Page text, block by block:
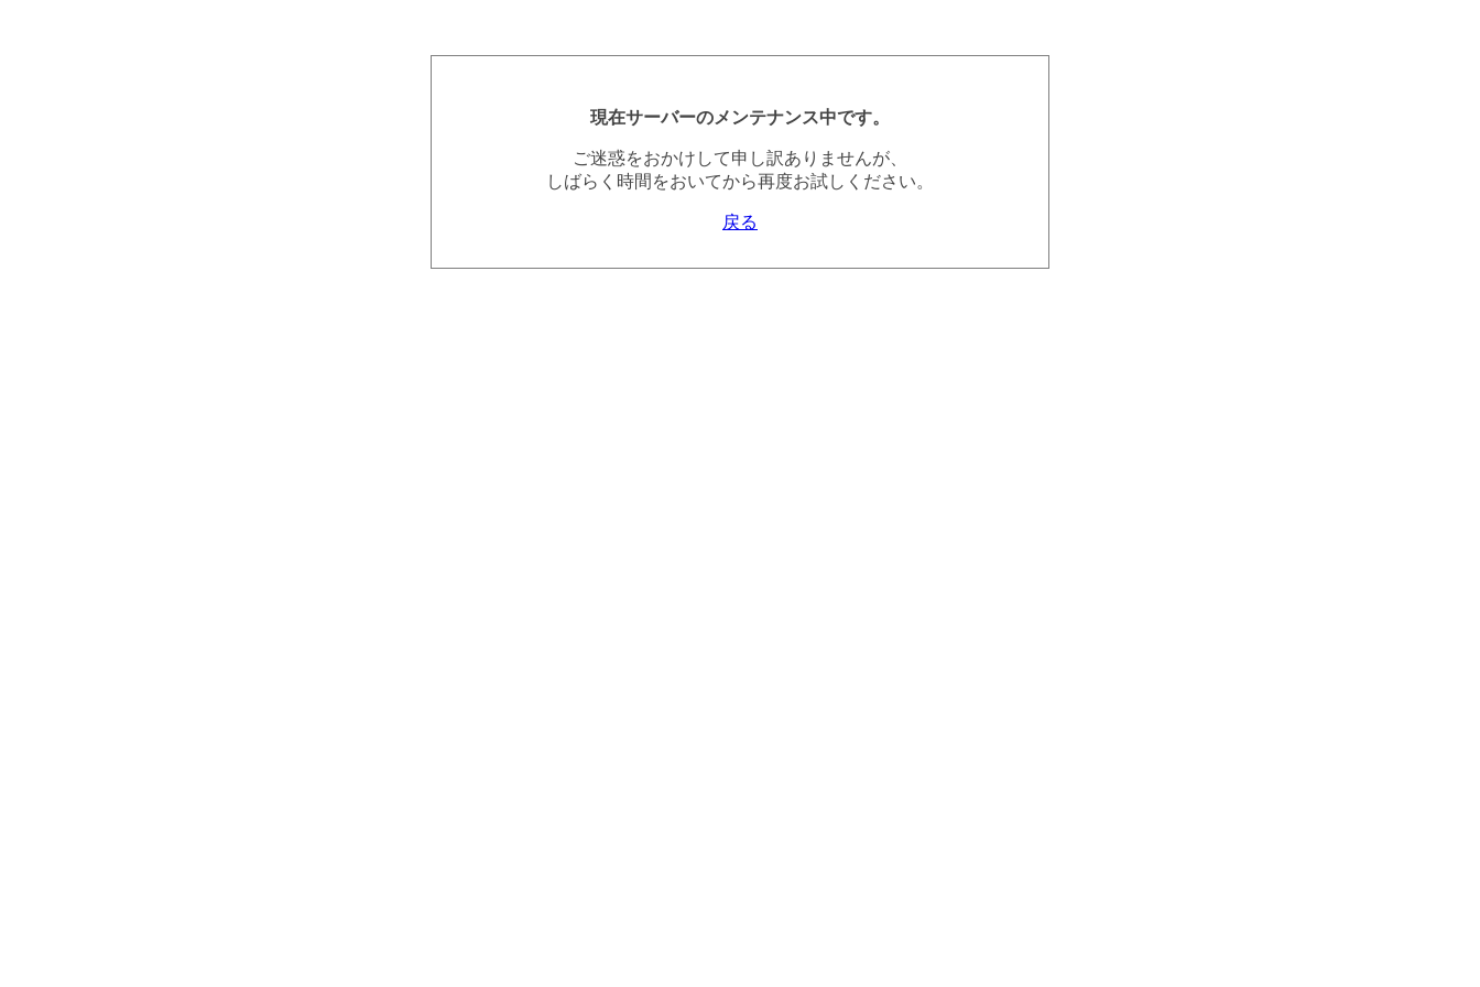
現在サーバーのメンテナンス中です。
ご迷惑をおかけして申し訳ありませんが、
しばらく時間をおいてから再度お試しください。
戻る